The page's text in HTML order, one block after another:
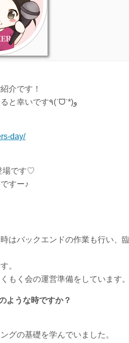
介です！
day/
場です♡
すー♪
はバックエンドの作業も行い、
。
もく会の運営準備をしています。
ような時ですか？
グの基礎を学んでいました。